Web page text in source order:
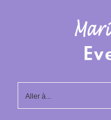
Aller à...